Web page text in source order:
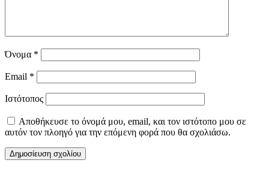
Όνομα *
Email *
Ιστότοπος
Αποθήκευσε το όνομά μου, email, και τον ιστότοπο μου σε
αυτόν τον πλοηγό για την επόμενη φορά που θα σχολιάσω.